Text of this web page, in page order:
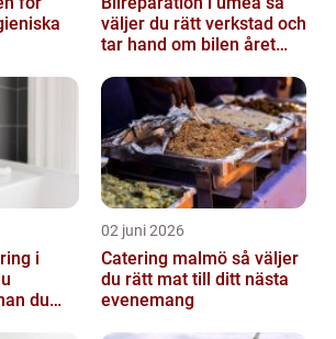
väljer du rätt verkstad och
tar hand om bilen året
i
du
02 juni 2026
Catering malmö så väljer
du rätt mat till ditt nästa
evenemang